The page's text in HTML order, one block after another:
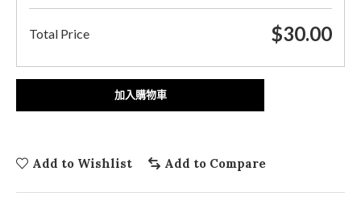
Total Price $30.00
加入購物車
Add to Wishlist Add to Compare